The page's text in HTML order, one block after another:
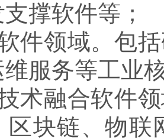
撑软件等；
件领域。包
服务等工业
术融合软件
区块链、物联